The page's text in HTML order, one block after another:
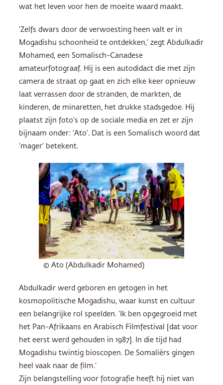
wat het leven voor hen de moeite waard maakt.
‘Zelfs dwars door de verwoesting heen valt er in
Mogadishu schoonheid te ontdekken,’ zegt Abdulkadir
Mohamed, een Somalisch-Canadese
amateurfotograaf. Hij is een autodidact die met zijn
camera de straat op gaat en zich elke keer opnieuw
laat verrassen door de stranden, de markten, de
kinderen, de minaretten, het drukke stadsgedoe. Hij
plaatst zijn foto’s op de sociale media en zet er zijn
bijnaam onder: ‘Ato’. Dat is een Somalisch woord dat
‘mager’ betekent.
© Ato (Abdulkadir Mohamed)
Abdulkadir werd geboren en getogen in het
kosmopolitische Mogadishu, waar kunst en cultuur
een belangrijke rol speelden. ‘Ik ben opgegroeid met
het Pan-Afrikaans en Arabisch Filmfestival [dat voor
het eerst werd gehouden in 1987]. In die tijd had
Mogadishu twintig bioscopen. De Somaliërs gingen
heel vaak naar de film.’
Zijn belangstelling voor fotografie heeft hij niet van